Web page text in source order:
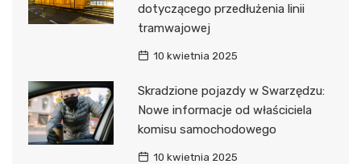
dotyczącego przedłużenia linii
tramwajowej
10 kwietnia 2025
Skradzione pojazdy w Swarzędzu:
Nowe informacje od właściciela
komisu samochodowego
10 kwietnia 2025